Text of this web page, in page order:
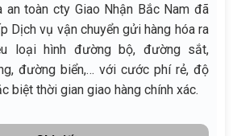
an toàn cty Giao Nhận Bắc Nam đã
Dịch vụ vận chuyển gửi hàng hóa ra
loại hình đường bộ, đường sắt,
đường biển,… với cước phí rẻ, độ
biệt thời gian giao hàng chính xác.